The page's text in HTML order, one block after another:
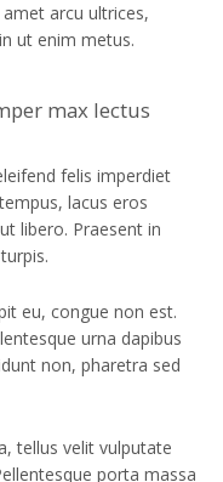
arcu ultrices,
ut enim metus.
max lectus
felis imperdiet
lacus eros
libero. Praesent in
eu, congue non est.
urna dapibus
non, pharetra sed
tellus velit vulputate
porta massa